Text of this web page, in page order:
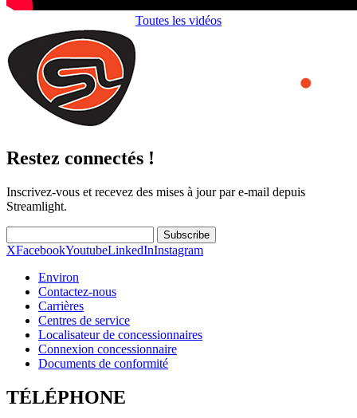
Toutes les vidéos
Restez connectés !
Inscrivez-vous et recevez des mises à jour par e-mail depuis
Streamlight.
Subscribe
XFacebookYoutubeLinkedInInstagram
Environ
Contactez-nous
Carrières
Centres de service
Localisateur de concessionnaires
Connexion concessionnaire
Documents de conformité
TÉLÉPHONE